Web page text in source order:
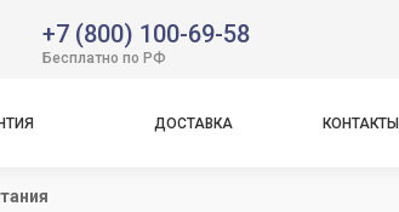
+7 (800) 100-69-58
Бесплатно по РФ
ДОСТАВКА КОНТАКТЫ